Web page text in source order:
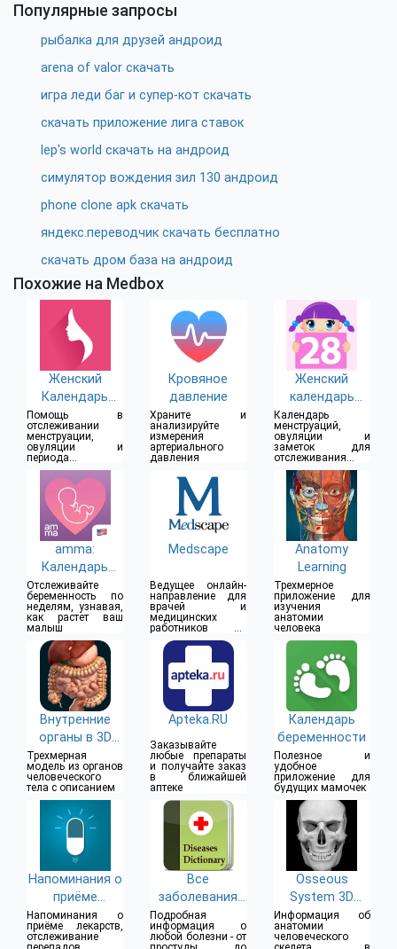
Популярные запросы
рыбалка для друзей андроид
arena of valor скачать
игра леди баг и супер-кот скачать
скачать приложение лига ставок
lep's world скачать на андроид
симулятор вождения зил 130 андроид
phone clone apk скачать
яндекс.переводчик скачать бесплатно
скачать дром база на андроид
Похожие на Medbox
Женский
Календарь
Месячных
Помощь в
отслеживании
менструации,
овуляции и
периода
фертильных дней
Кровяное
давление
Храните и
анализируйте
измерения
артериального
давления
Женский
календарь
месячных
Календарь
менструаций,
овуляции и
заметок для
отслеживания
месячных циклов
amma:
Календарь
беременности
Отслеживайте
беременность по
неделям, узнавая,
как растет ваш
малыш
Medscape
Ведущее онлайн-
направление для
врачей и
медицинских
работников во
всем мире
Anatomy
Learning
Трехмерное
приложение для
изучения
анатомии
человека
Внутренние
органы в 3D
(анатомия)
Трехмерная
модель из органов
человеческого
тела с описанием
Apteka.RU
Заказывайте
любые препараты
и получайте заказ
в ближайшей
аптеке
Календарь
беременности
Полезное и
удобное
приложение для
будущих мамочек
Напоминания о
приёме
лекарств
Напоминания о
приёме лекарств,
отслеживание
Все
заболевания
Offline
Подробная
информация о
любой болезни - от
Osseous
System 3D
(анатомия)
Информация об
анатомии
человеческого